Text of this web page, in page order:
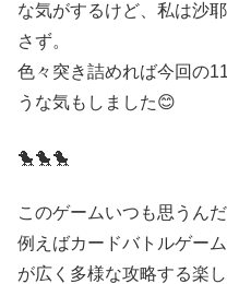
な気がするけど、私は沙
さず。
色々突き詰めれば今回の
うな気もしました😊
🐤🐤🐤
このゲームいつも思うん
例えばカードバトルゲー
が広く多様な攻略する楽